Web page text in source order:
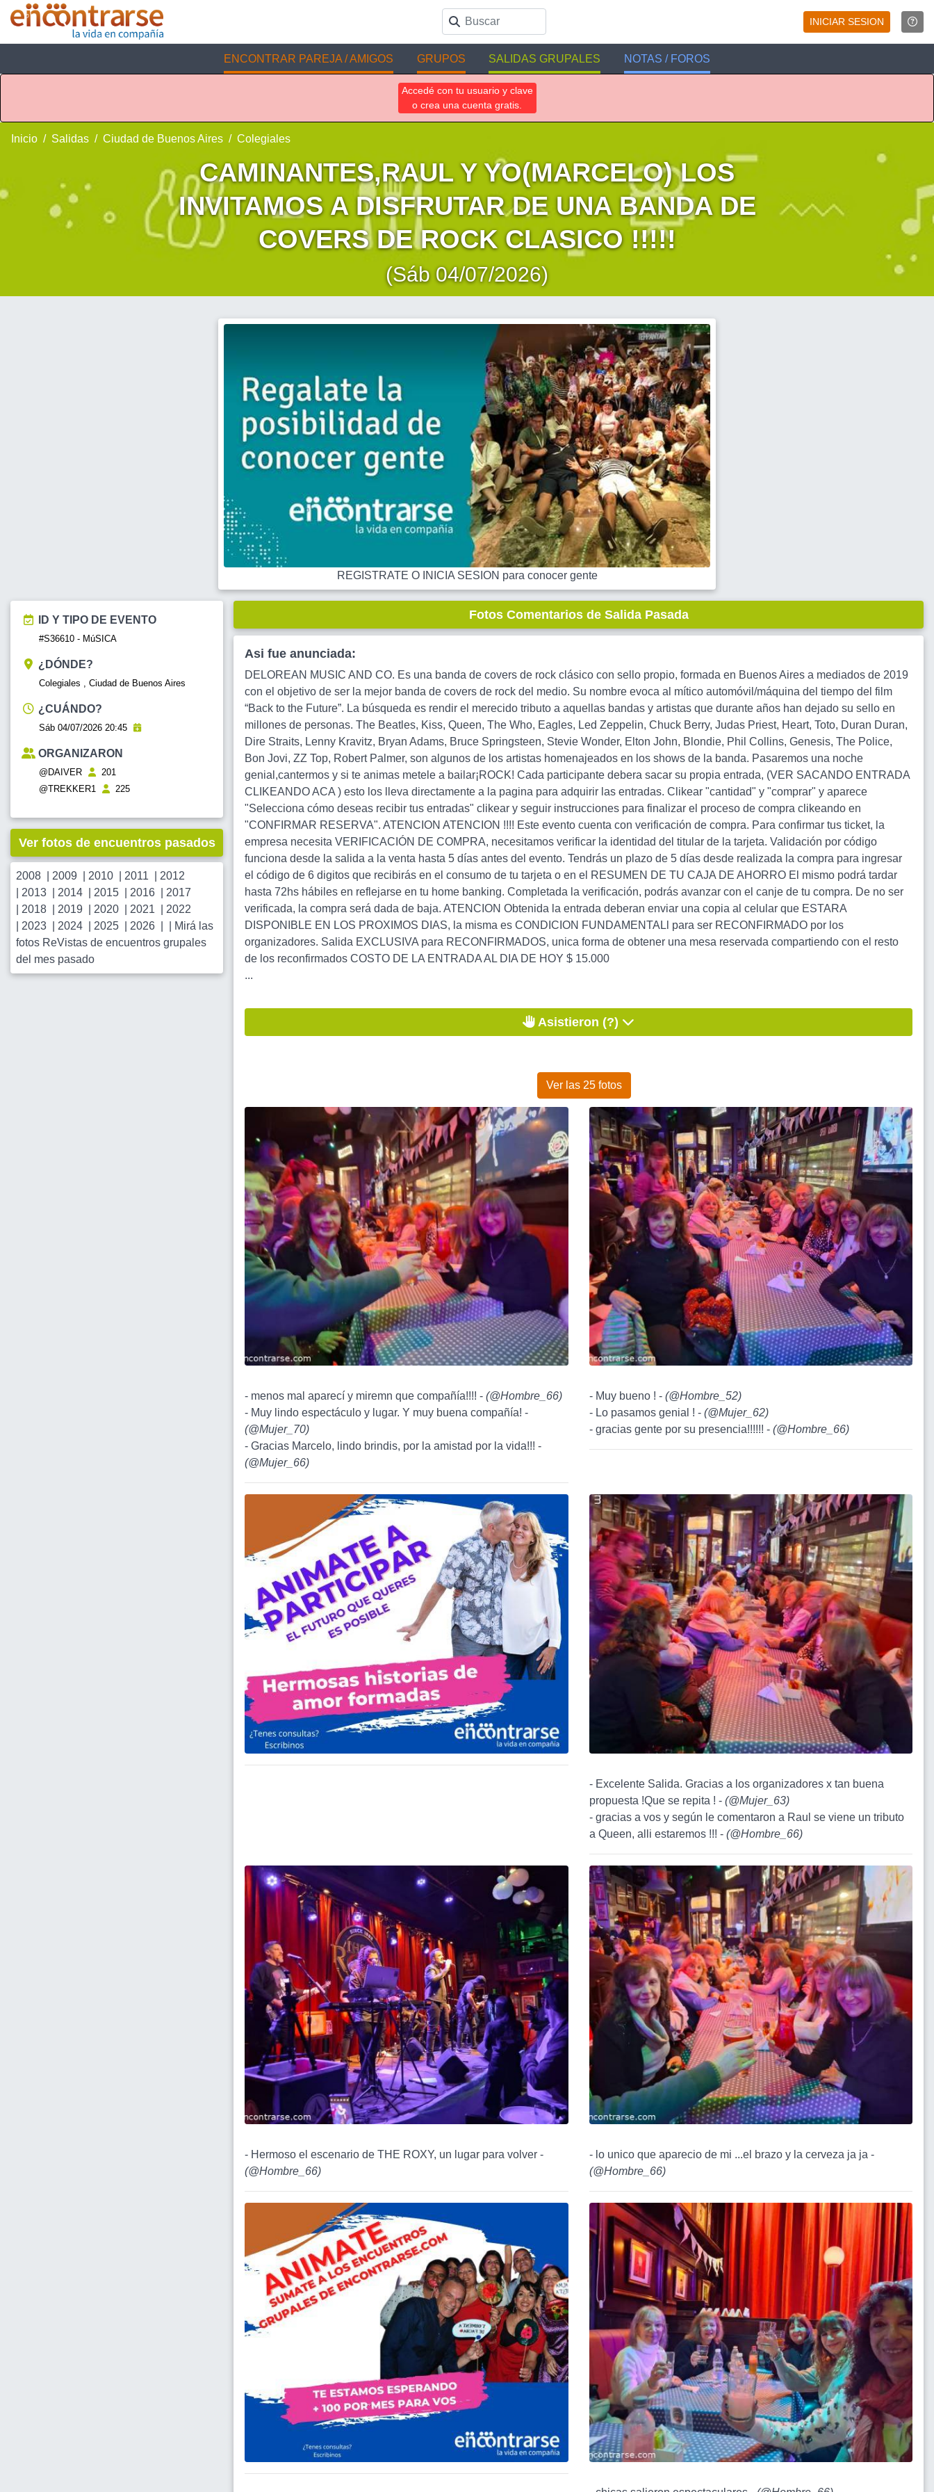
INICIAR SESION
ENCONTRAR PAREJA / AMIGOS GRUPOS SALIDAS GRUPALES NOTAS / FOROS
Accedé con tu usuario y clave
o crea una cuenta gratis.
Inicio Salidas Ciudad de Buenos Aires Colegiales
CAMINANTES,RAUL Y YO(MARCELO) LOS
INVITAMOS A DISFRUTAR DE UNA BANDA DE
COVERS DE ROCK CLASICO !!!!!
(Sáb 04/07/2026)
REGISTRATE O INICIA SESION para conocer gente
ID Y TIPO DE EVENTO
#S36610 - MúSICA
¿DÓNDE?
Colegiales , Ciudad de Buenos Aires
¿CUÁNDO?
Sáb 04/07/2026 20:45
ORGANIZARON
@DAIVER
201
@TREKKER1
225
Ver fotos de encuentros pasados
2008 2009 2010 2011
2012
2013 2014 2015 2016
2017
2018 2019 2020 2021
2022
2023 2024 2025 2026
Mirá las
fotos ReVistas de encuentros grupales
del mes pasado
Fotos Comentarios de Salida Pasada
Asi fue anunciada:
DELOREAN MUSIC AND CO. Es una banda de covers de rock clásico con sello propio, formada en Buenos Aires a mediados de 2019
con el objetivo de ser la mejor banda de covers de rock del medio. Su nombre evoca al mítico automóvil/máquina del tiempo del ­film
“Back to the Future”. La búsqueda es rendir el merecido tributo a aquellas bandas y artistas que durante años han dejado su sello en
millones de personas. The Beatles, Kiss, Queen, The Who, Eagles, Led Zeppelin, Chuck Berry, Judas Priest, Heart, Toto, Duran Duran,
Dire Straits, Lenny Kravitz, Bryan Adams, Bruce Springsteen, Stevie Wonder, Elton John, Blondie, Phil Collins, Genesis, The Police,
Bon Jovi, ZZ Top, Robert Palmer, son algunos de los artistas homenajeados en los shows de la banda. Pasaremos una noche
genial,cantermos y si te animas metele a bailar¡ROCK! Cada participante debera sacar su propia entrada, (VER SACANDO ENTRADA
CLIKEANDO ACA ) esto los lleva directamente a la pagina para adquirir las entradas. Clikear "cantidad" y "comprar" y aparece
"Selecciona cómo deseas recibir tus entradas" clikear y seguir instrucciones para finalizar el proceso de compra clikeando en
"CONFIRMAR RESERVA". ATENCION ATENCION !!!! Este evento cuenta con verificación de compra. Para confirmar tus ticket, la
empresa necesita VERIFICACIÓN DE COMPRA, necesitamos verificar la identidad del titular de la tarjeta. Validación por código
funciona desde la salida a la venta hasta 5 días antes del evento. Tendrás un plazo de 5 días desde realizada la compra para ingresar
el código de 6 digitos que recibirás en el consumo de tu tarjeta o en el RESUMEN DE TU CAJA DE AHORRO El mismo podrá tardar
hasta 72hs hábiles en reflejarse en tu home banking. Completada la verificación, podrás avanzar con el canje de tu compra. De no ser
verificada, la compra será dada de baja. ATENCION Obtenida la entrada deberan enviar una copia al celular que ESTARA
DISPONIBLE EN LOS PROXIMOS DIAS, la misma es CONDICION FUNDAMENTALl para ser RECONFIRMADO por los
organizadores. Salida EXCLUSIVA para RECONFIRMADOS, unica forma de obtener una mesa reservada compartiendo con el resto
de los reconfirmados COSTO DE LA ENTRADA AL DIA DE HOY $ 15.000
...
Asistieron (?)
Ver las 25 fotos
- menos mal aparecí y miremn que compañía!!!! - (@Hombre_66)
- Muy lindo espectáculo y lugar. Y muy buena compañía! -
(@Mujer_70)
- Gracias Marcelo, lindo brindis, por la amistad por la vida!!! -
(@Mujer_66)
- Muy bueno ! - (@Hombre_52)
- Lo pasamos genial ! - (@Mujer_62)
- gracias gente por su presencia!!!!!! - (@Hombre_66)
- Excelente Salida. Gracias a los organizadores x tan buena
propuesta !Que se repita ! - (@Mujer_63)
- gracias a vos y según le comentaron a Raul se viene un tributo
a Queen, alli estaremos !!! - (@Hombre_66)
- Hermoso el escenario de THE ROXY, un lugar para volver -
(@Hombre_66)
- lo unico que aparecio de mi ...el brazo y la cerveza ja ja -
(@Hombre_66)